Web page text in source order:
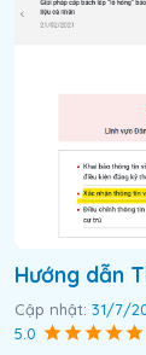
Hướng dẫn
Cập nhật: 31/7/
5.0